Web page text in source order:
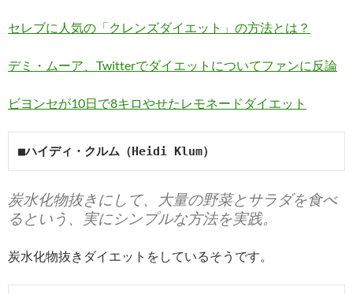
セレブに人気の「クレンズダイエット」の方法とは？
デミ・ムーア、Twitterでダイエットについてファンに反論
ビヨンセが10日で8キロやせたレモネードダイエット
■ハイディ・クルム（Heidi Klum）
炭水化物抜きにして、大量の野菜とサラダを食べ
るという、実にシンプルな方法を実践。
炭水化物抜きダイエットをしているそうです。